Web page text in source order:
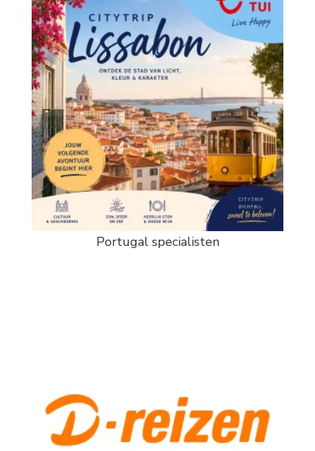
Portugal specialisten